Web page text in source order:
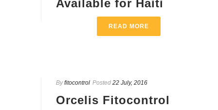
Available for Haiti
READ MORE
By fitocontrol Posted 22 July, 2016
Orcelis Fitocontrol